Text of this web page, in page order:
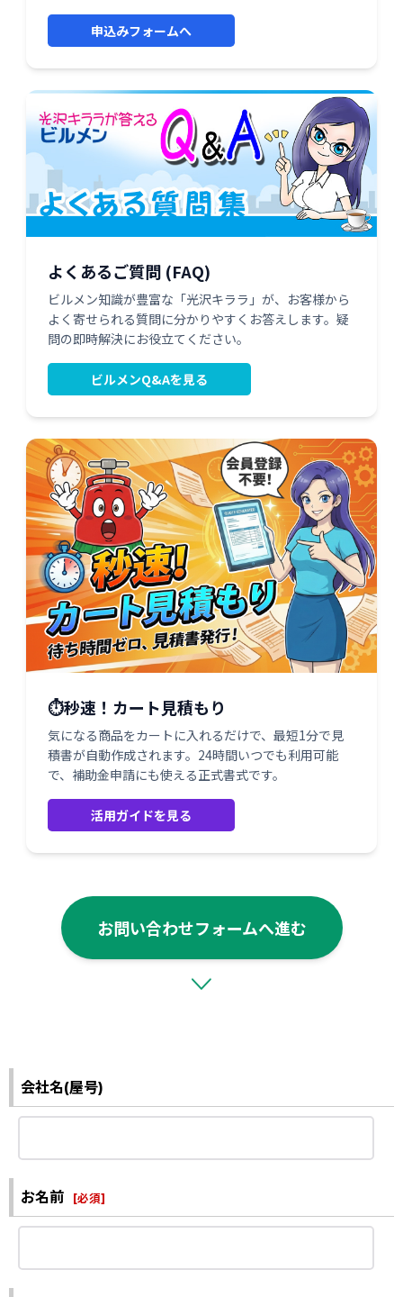
申込みフォームへ
よくあるご質問 (FAQ)
ビルメン知識が豊富な「光沢キララ」が、お客様から
よく寄せられる質問に分かりやすくお答えします。疑
問の即時解決にお役立てください。
ビルメンQ&Aを見る
⏱️秒速！カート見積もり
気になる商品をカートに入れるだけで、最短1分で見
積書が自動作成されます。24時間いつでも利用可能
で、補助金申請にも使える正式書式です。
活用ガイドを見る
お問い合わせフォームへ進む
会社名(屋号)
お名前 [必須]